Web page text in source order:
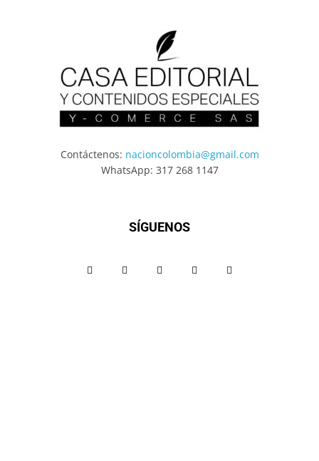
Contáctenos: nacioncolombia@gmail.com
WhatsApp: 317 268 1147
SÍGUENOS